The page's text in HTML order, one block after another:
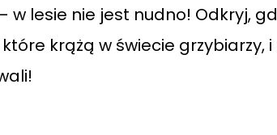
w lesie nie jest nudno! Odkryj,
krążą w świecie grzybiarzy,